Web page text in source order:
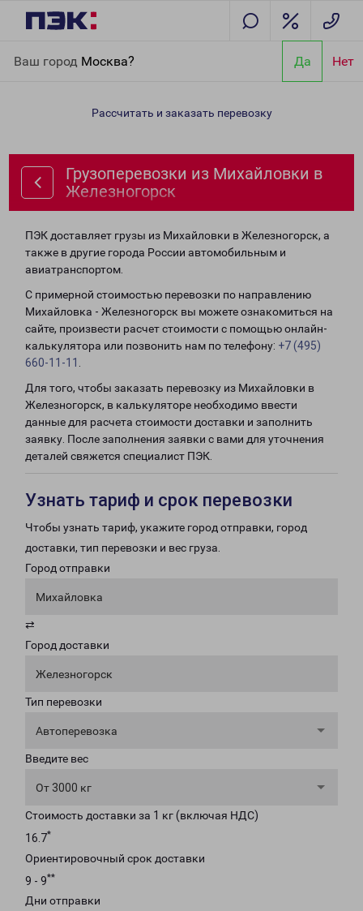
Ваш город Москва? Да Нет
Железногорск
Рассчитать и заказать перевозку
Грузоперевозки из Михайловки в
Железногорск
ПЭК доставляет грузы из Михайловки в Железногорск, а
также в другие города России автомобильным и
авиатранспортом.
С примерной стоимостью перевозки по направлению
Михайловка - Железногорск вы можете ознакомиться на
сайте, произвести расчет стоимости с помощью онлайн-
калькулятора или позвонить нам по телефону: +7 (495)
660-11-11
Для того, чтобы заказать перевозку из Михайловки в
Железногорск, в калькуляторе необходимо ввести
данные для расчета стоимости доставки и заполнить
заявку. После заполнения заявки с вами для уточнения
деталей свяжется специалист ПЭК.
Узнать тариф и срок перевозки
Чтобы узнать тариф, укажите город отправки, город
доставки, тип перевозки и вес груза.
Город отправки
Михайловка
⇄
Город доставки
Железногорск
Тип перевозки
Автоперевозка
Введите вес
От 3000 кг
Стоимость доставки за 1 кг (включая НДС)
16.7*
Ориентировочный срок доставки
9 - 9**
Дни отправки